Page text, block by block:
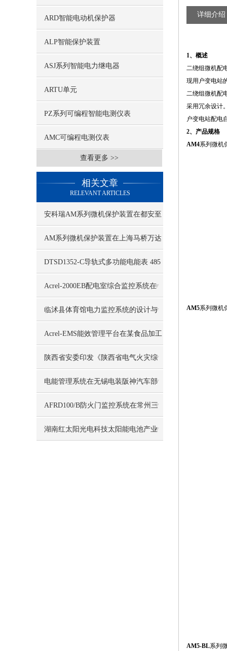
ARD智能电动机保护器
ALP智能保护装置
ASJ系列智能电力继电器
ARTU单元
PZ系列可编程智能电测仪表
AMC可编程电测仪表
查看更多 >>
相关文章
RELEVANT ARTICLES
安科瑞AM系列微机保护装置在都安至
巴马高速公路配电工程项目的应用
AM系列微机保护装置在上海马桥万达
广场配电工程中的设计与应用
DTSD1352-C导轨式多功能电能表 485
远程通讯
Acrel-2000EB配电室综合监控系统在
厦门天马微电子中的应用
临沭县体育馆电力监控系统的设计与
应用
Acrel-EMS能效管理平台在某食品加工
厂35kV变电站应用
陕西省安委印发《陕西省电气火灾综
合治理工作方案》的通知
电能管理系统在无锡电装阪神汽车部
件有限公司电气室改造中应用
AFRD100/B防火门监控系统在常州三
井基地的应用
湖南红太阳光电科技太阳能电池产业
详细介绍
1、概述
二绕组微机配
现用户变电站
二绕组微机配
采用冗余设计
户变电站配电
2、产品规格
AM4系列微机
AM5系列微机
AM5-BL系列